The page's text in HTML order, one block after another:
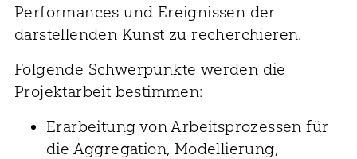
Performances und Ereignissen der
darstellenden Kunst zu recherchieren.
Folgende Schwerpunkte werden die
Projektarbeit bestimmen:
Erarbeitung von Arbeitsprozessen für
die Aggregation, Modellierung,